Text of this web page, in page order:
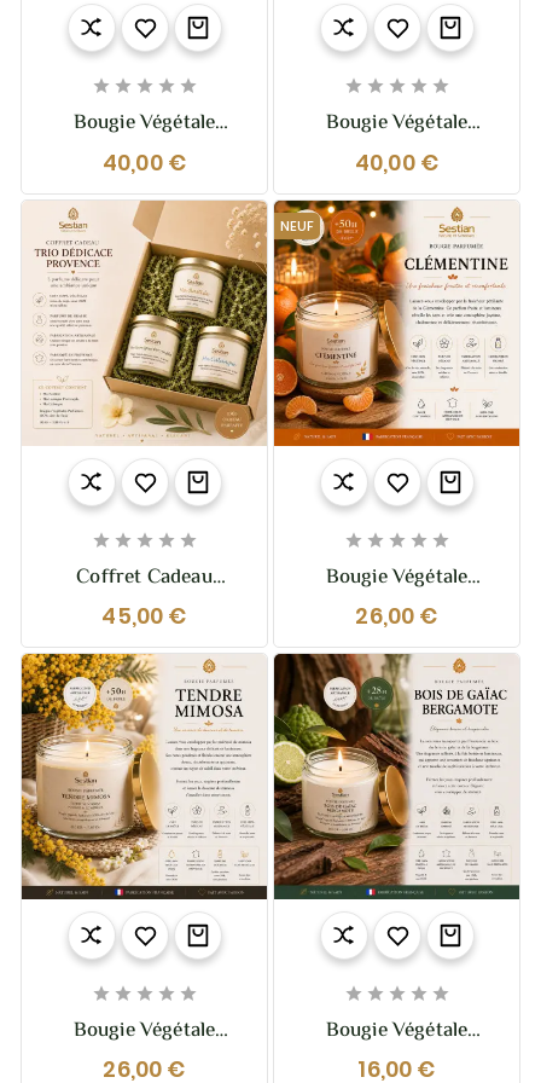
    
Bougie Végétale
Parfumée Légende
D’Automne XL – 370g
– 2 Mèches
40,00 €
    
Bougie Végétale
Parfumée L’Absolue
Tonka XL – 2 Mèches –
370g
40,00 €
    
Coffret Cadeau
Bougies Provence –
Trio Dédicace Provence
| Sestian Nature Et
Senteurs
45,00 €
NEUF
    
Bougie Végétale
Parfumée Clémentine –
210g – Fruitée Et
Pétillante
26,00 €
    
Bougie Végétale
Parfumée Tendre
26,00 €
    
Bougie Végétale
Parfumée Bois De
16,00 €